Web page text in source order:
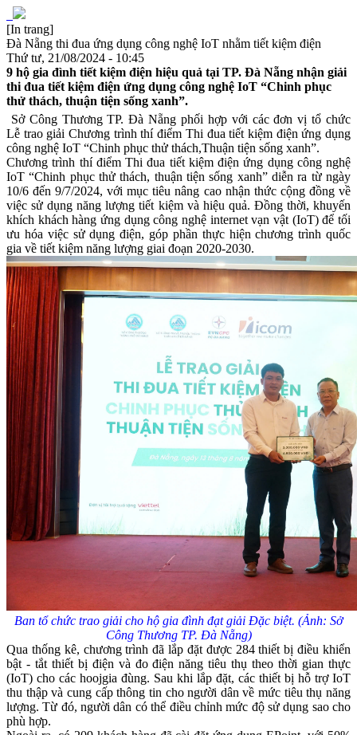
[In trang]
Đà Nẵng thi đua ứng dụng công nghệ IoT nhằm tiết kiệm điện
Thứ tư, 21/08/2024 - 10:45
9 hộ gia đình tiết kiệm điện hiệu quả tại TP. Đà Nẵng nhận giải
thi đua tiết kiệm điện ứng dụng công nghệ IoT “Chinh phục
thử thách, thuận tiện sống xanh”.
Sở Công Thương TP. Đà Nẵng phối hợp với các đơn vị tổ chức
Lễ trao giải Chương trình thí điểm Thi đua tiết kiệm điện ứng dụng
công nghệ IoT “Chinh phục thử thách,Thuận tiện sống xanh”.
Chương trình thí điểm Thi đua tiết kiệm điện ứng dụng công nghệ
IoT “Chinh phục thử thách, thuận tiện sống xanh” diễn ra từ ngày
10/6 đến 9/7/2024, với mục tiêu nâng cao nhận thức cộng đồng về
việc sử dụng năng lượng tiết kiệm và hiệu quả. Đồng thời, khuyến
khích khách hàng ứng dụng công nghệ internet vạn vật (IoT) để tối
ưu hóa việc sử dụng điện, góp phần thực hiện chương trình quốc
gia về tiết kiệm năng lượng giai đoạn 2020-2030.
Ban tổ chức trao giải cho hộ gia đình đạt giải Đặc biệt. (Ảnh: Sở
Công Thương TP. Đà Nẵng)
Qua thống kê, chương trình đã lắp đặt được 284 thiết bị điều khiển
bật - tắt thiết bị điện và đo điện năng tiêu thụ theo thời gian thực
(IoT) cho các hoojgia đùng. Sau khi lắp đặt, các thiết bị hỗ trợ IoT
thu thập và cung cấp thông tin cho người dân về mức tiêu thụ năng
lượng. Từ đó, người dân có thể điều chỉnh mức độ sử dụng sao cho
phù hợp.